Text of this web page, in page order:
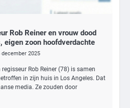
Rob Reiner en vrouw dood
eigen zoon hoofdverdachte
december 2025
Rob Reiner (78) is samen
in zijn huis in Los Angeles. Dat
media. Ze zouden door
zoon van regisseur Rob
Girl